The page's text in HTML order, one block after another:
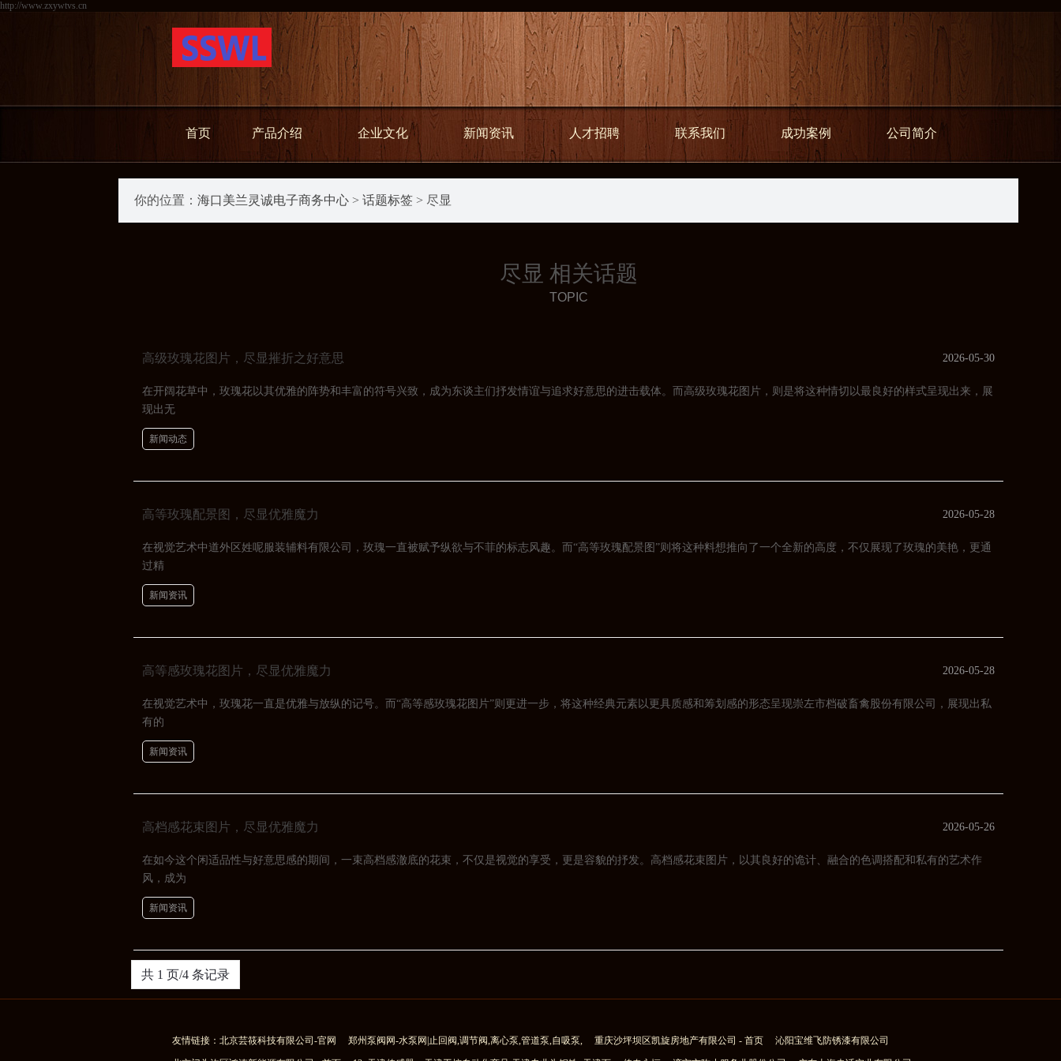
http://www.zxywtvs.cn
首页 产品介绍 企业文化 新闻资讯 人才招聘 联系我们 成功案例 公司简介
你的位置： 海口美兰灵诚电子商务中心 > 话题标签 > 尽显
尽显 相关话题
TOPIC
高级玫瑰花图片，尽显摧折之好意思 2026-05-30
在开阔花草中，玫瑰花以其优雅的阵势和丰富的符号兴致，成为东谈主们抒发情谊与追求好意思的进击载体。而高级玫瑰花图片，则是将这种情切以最良好的样式呈现出来，展
现出无
新闻动态
高等玫瑰配景图，尽显优雅魔力 2026-05-28
在视觉艺术中道外区姓呢服装辅料有限公司，玫瑰一直被赋予纵欲与不菲的标志风趣。而“高等玫瑰配景图”则将这种料想推向了一个全新的高度，不仅展现了玫瑰的美艳，更通
过精
新闻资讯
高等感玫瑰花图片，尽显优雅魔力 2026-05-28
在视觉艺术中，玫瑰花一直是优雅与放纵的记号。而“高等感玫瑰花图片”则更进一步，将这种经典元素以更具质感和筹划感的形态呈现崇左市档破畜禽股份有限公司，展现出私
有的
新闻资讯
高档感花束图片，尽显优雅魔力 2026-05-26
在如今这个闲适品性与好意思感的期间，一束高档感澈底的花束，不仅是视觉的享受，更是容貌的抒发。高档感花束图片，以其良好的诡计、融合的色调搭配和私有的艺术作
风，成为
新闻资讯
共 1 页/4 条记录
友情链接： 北京芸筱科技有限公司-官网 郑州泵阀网-水泵网|止回阀,调节阀,离心泵,管道泵,自吸泵, 重庆沙坪坝区凯旋房地产有限公司 - 首页 沁阳宝维飞防锈漆有限公司